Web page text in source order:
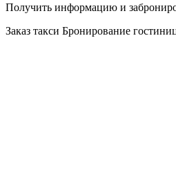
Получить информацию и
Заказ такси Бронирование